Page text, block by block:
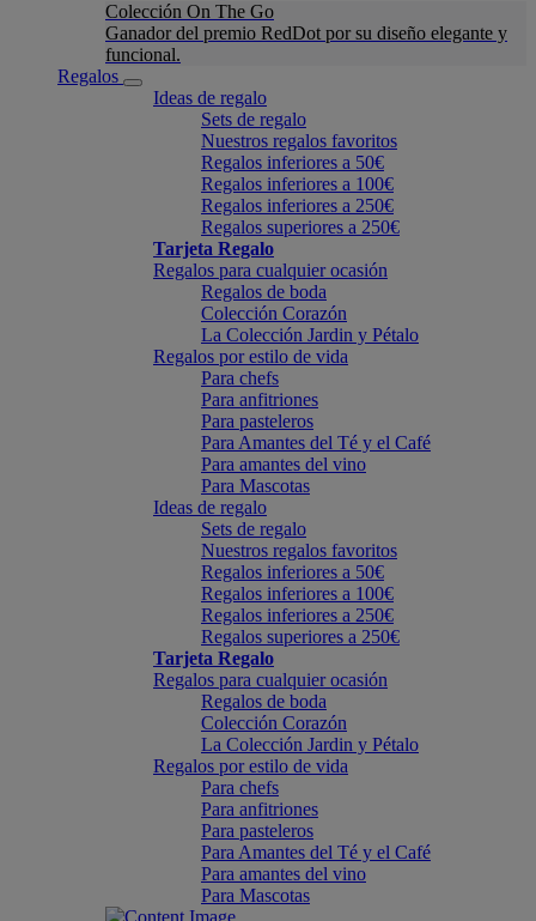
Colección On The Go
Ganador del premio RedDot por su diseño elegante y
funcional.
Regalos
Ideas de regalo
Sets de regalo
Nuestros regalos favoritos
Regalos inferiores a 50€
Regalos inferiores a 100€
Regalos inferiores a 250€
Regalos superiores a 250€
Tarjeta Regalo
Regalos para cualquier ocasión
Regalos de boda
Colección Corazón
La Colección Jardin y Pétalo
Regalos por estilo de vida
Para chefs
Para anfitriones
Para pasteleros
Para Amantes del Té y el Café
Para amantes del vino
Para Mascotas
Ideas de regalo
Sets de regalo
Nuestros regalos favoritos
Regalos inferiores a 50€
Regalos inferiores a 100€
Regalos inferiores a 250€
Regalos superiores a 250€
Tarjeta Regalo
Regalos para cualquier ocasión
Regalos de boda
Colección Corazón
La Colección Jardin y Pétalo
Regalos por estilo de vida
Para chefs
Para anfitriones
Para pasteleros
Para Amantes del Té y el Café
Para amantes del vino
Para Mascotas